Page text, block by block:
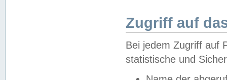
Zugriff auf
Bei jedem Zugriff auf
statistische und